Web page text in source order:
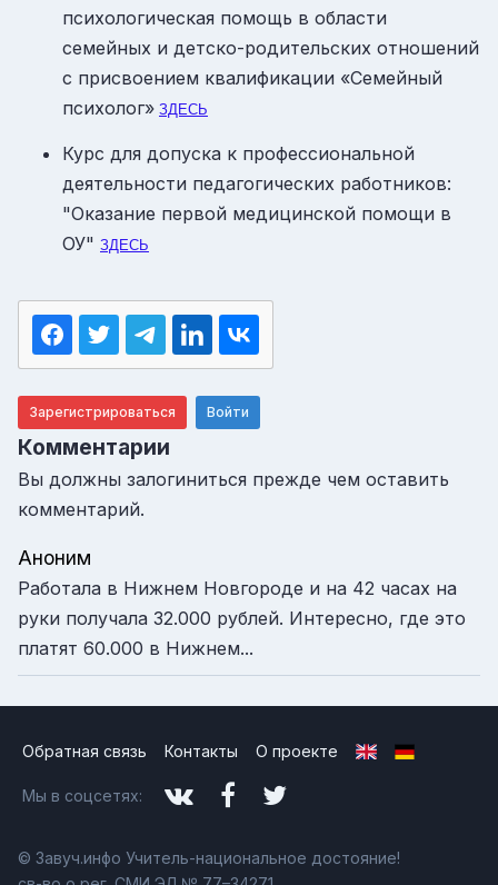
психологическая помощь в области
семейных и детско-родительских отношений
с присвоением квалификации «Семейный
психолог» ЗДЕСЬ
Курс для допуска к профессиональной
деятельности педагогических работников:
"Оказание первой медицинской помощи в
ОУ" ЗДЕСЬ
Зарегистрироваться Войти
Комментарии
Вы должны залогиниться прежде чем оставить
комментарий.
Аноним
Работала в Нижнем Новгороде и на 42 часах на
руки получала 32.000 рублей. Интересно, где это
платят 60.000 в Нижнем...
Обратная связь Контакты О проекте
Мы в соцсетях:
© Завуч.инфо Учитель-национальное достояние!